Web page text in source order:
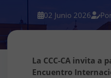
02 Junio 2026
La CCC-CA invita a
Encuentro